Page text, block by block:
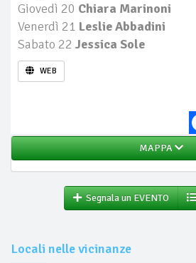
Giovedì 20 Chiara Marinoni
Venerdì 21 Leslie Abbadini
Sabato 22 Jessica Sole
WEB
MAPPA
Segnala un EVENTO
Locali nelle vicinanze